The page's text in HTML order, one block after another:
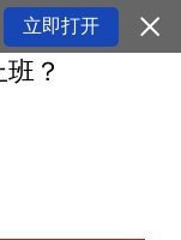
立即打开
？